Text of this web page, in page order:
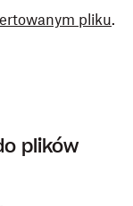
pliku.
plików